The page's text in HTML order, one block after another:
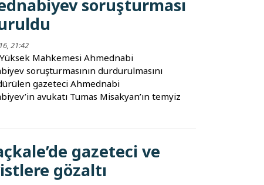
soruşturması
21:42
Yüksek Mahkemesi Ahmednabi
soruşturmasının durdurulmasını
gazeteci Ahmednabi
avukatı Tumas Misakyan’ın temyiz
gazeteci ve
gözaltı